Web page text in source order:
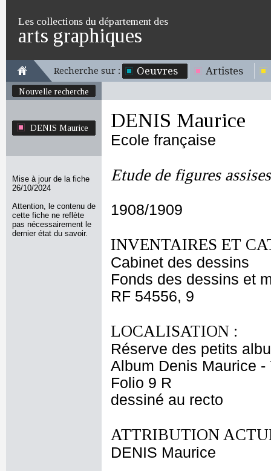
Les collections du département des
arts graphiques
Recherche sur : Oeuvres Artistes
Nouvelle recherche
DENIS Maurice
Mise à jour de la fiche
26/10/2024
Attention, le contenu de
cette fiche ne reflète
pas nécessairement le
dernier état du savoir.
DENIS Maurice
Ecole française
Etude de figures assises
1908/1909
INVENTAIRES ET
Cabinet des dessins
Fonds des dessins et
RF 54556, 9
LOCALISATION :
Réserve des petits
Album Denis Maurice -
Folio 9 R
dessiné au recto
ATTRIBUTION
DENIS Maurice